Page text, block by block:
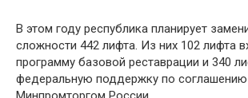
В этом году республика планирует
сложности 442 лифта. Из них 102 лифта
программу базовой реставрации и 340
федеральную поддержку по